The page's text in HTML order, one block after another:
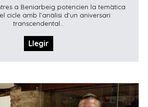
a Beniarbeig potencien la temàtica
cicle amb l’anàlisi d’un aniversari
transcendental...
Llegir